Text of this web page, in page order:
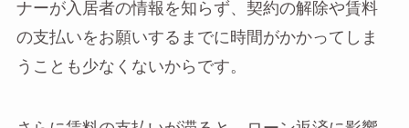
ナーが入居者の情報を知らず、契約の解除や賃料
の支払いをお願いするまでに時間がかかってしま
うことも少なくないからです。